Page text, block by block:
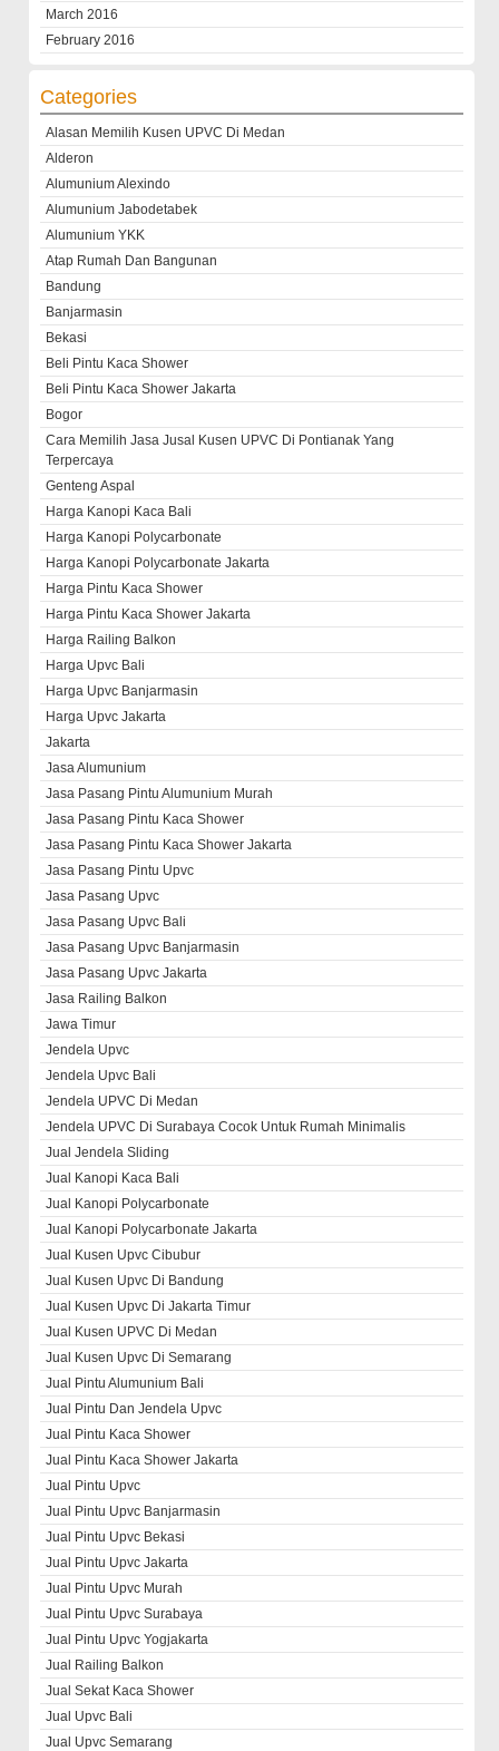
March 2016
February 2016
Categories
Alasan Memilih Kusen UPVC Di Medan
Alderon
Alumunium Alexindo
Alumunium Jabodetabek
Alumunium YKK
Atap Rumah Dan Bangunan
Bandung
Banjarmasin
Bekasi
Beli Pintu Kaca Shower
Beli Pintu Kaca Shower Jakarta
Bogor
Cara Memilih Jasa Jusal Kusen UPVC Di Pontianak Yang
Terpercaya
Genteng Aspal
Harga Kanopi Kaca Bali
Harga Kanopi Polycarbonate
Harga Kanopi Polycarbonate Jakarta
Harga Pintu Kaca Shower
Harga Pintu Kaca Shower Jakarta
Harga Railing Balkon
Harga Upvc Bali
Harga Upvc Banjarmasin
Harga Upvc Jakarta
Jakarta
Jasa Alumunium
Jasa Pasang Pintu Alumunium Murah
Jasa Pasang Pintu Kaca Shower
Jasa Pasang Pintu Kaca Shower Jakarta
Jasa Pasang Pintu Upvc
Jasa Pasang Upvc
Jasa Pasang Upvc Bali
Jasa Pasang Upvc Banjarmasin
Jasa Pasang Upvc Jakarta
Jasa Railing Balkon
Jawa Timur
Jendela Upvc
Jendela Upvc Bali
Jendela UPVC Di Medan
Jendela UPVC Di Surabaya Cocok Untuk Rumah Minimalis
Jual Jendela Sliding
Jual Kanopi Kaca Bali
Jual Kanopi Polycarbonate
Jual Kanopi Polycarbonate Jakarta
Jual Kusen Upvc Cibubur
Jual Kusen Upvc Di Bandung
Jual Kusen Upvc Di Jakarta Timur
Jual Kusen UPVC Di Medan
Jual Kusen Upvc Di Semarang
Jual Pintu Alumunium Bali
Jual Pintu Dan Jendela Upvc
Jual Pintu Kaca Shower
Jual Pintu Kaca Shower Jakarta
Jual Pintu Upvc
Jual Pintu Upvc Banjarmasin
Jual Pintu Upvc Bekasi
Jual Pintu Upvc Jakarta
Jual Pintu Upvc Murah
Jual Pintu Upvc Surabaya
Jual Pintu Upvc Yogjakarta
Jual Railing Balkon
Jual Sekat Kaca Shower
Jual Upvc Bali
Jual Upvc Semarang